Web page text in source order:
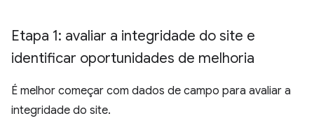
Etapa 1: avaliar a integridade do site e
identificar oportunidades de melhoria
É melhor começar com dados de campo para avaliar a
integridade do site.